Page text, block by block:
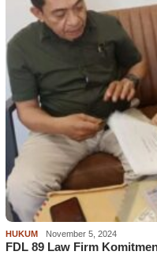
HUKUM November 5, 2024
FDL 89 Law Firm